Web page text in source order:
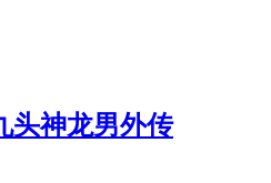
头神龙男外传